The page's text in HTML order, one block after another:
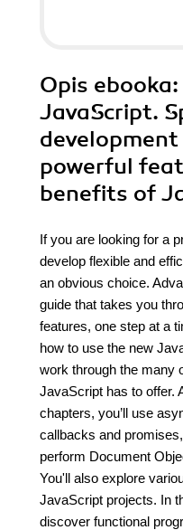
Opis ebooka
JavaScript.
powerful
benefits of
If you are looking for a
develop flexible and
an obvious choice.
guide that takes you
features, one step at a
how to use the new
work through the many
JavaScript has to offer.
chapters, you’ll use
callbacks and
perform Document
You'll also explore
JavaScript projects. In
discover functional